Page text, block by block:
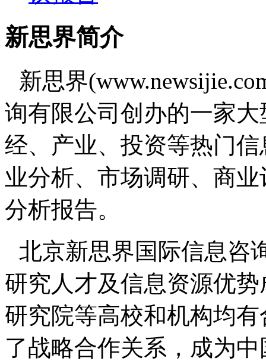
新思界简介
新思界
询有限公司创办的一家
经、产业、投资等热门
业分析、市场调研、商
分析报告。
北京新思界国际信息咨
研究人才及信息资源优
研究院等高校和机构均
了战略合作关系，成为